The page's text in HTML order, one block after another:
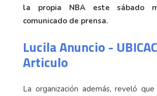
la propia NBA este sábado
comunicado de prensa.
Lucila Anuncio -
Articulo
La organización además, reveló